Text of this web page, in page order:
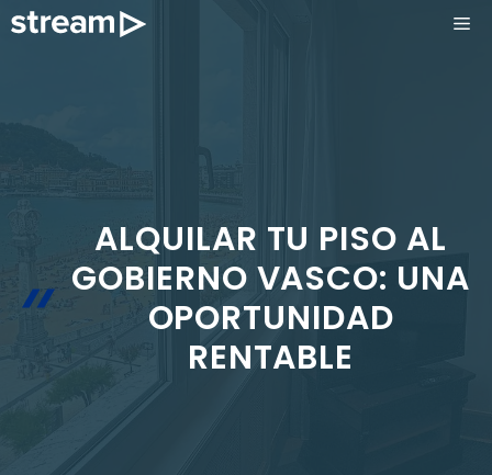
Saltar
ALQUILAR TU PISO AL
GOBIERNO VASCO: UNA
OPORTUNIDAD
RENTABLE